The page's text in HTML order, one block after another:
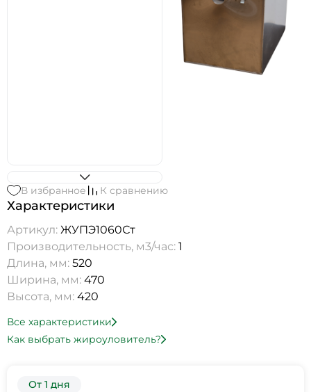
В избранное К сравнению
Характеристики
Артикул: ЖУПЭ1060Ст
Производительность, м3/час: 1
Длина, мм: 520
Ширина, мм: 470
Высота, мм: 420
Все характеристики
Как выбрать жироуловитель?
От 1 дня